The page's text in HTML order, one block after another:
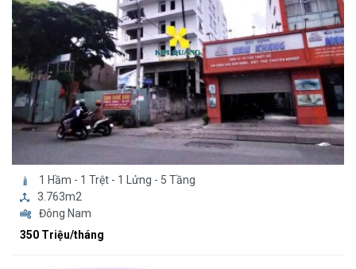
1 Hầm - 1 Trệt - 1 Lửng - 5 Tầng
3.763m2
Đông Nam
350 Triệu/tháng